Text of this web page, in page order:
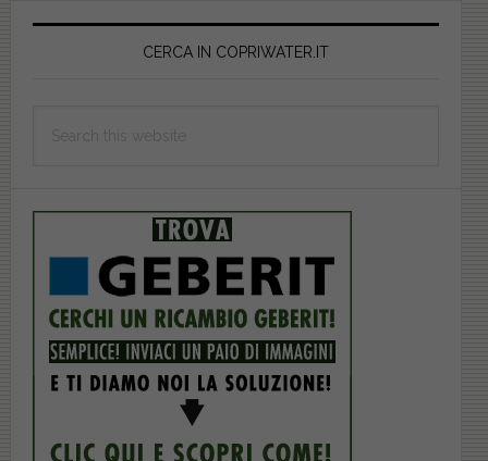
Primary
CERCA IN COPRIWATER.IT